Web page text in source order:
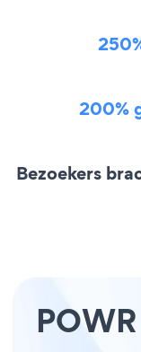
200%
Bezoekers